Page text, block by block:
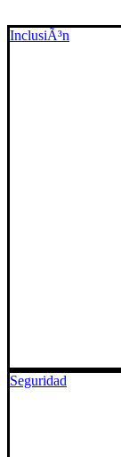
InclusiÃ³n
Seguridad